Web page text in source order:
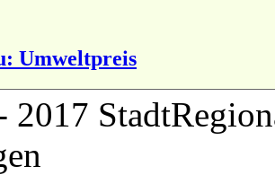
Umweltpreis
2017